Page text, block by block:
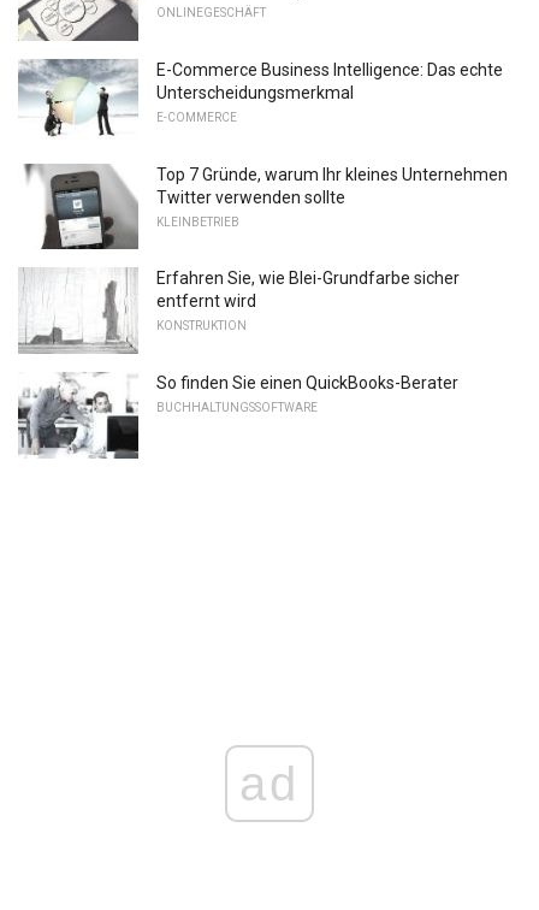
ONLINEGESCHÄFT
E-Commerce Business Intelligence: Das echte
Unterscheidungsmerkmal
E-COMMERCE
Top 7 Gründe, warum Ihr kleines Unternehmen
Twitter verwenden sollte
KLEINBETRIEB
Erfahren Sie, wie Blei-Grundfarbe sicher
entfernt wird
KONSTRUKTION
So finden Sie einen QuickBooks-Berater
BUCHHALTUNGSSOFTWARE
ad